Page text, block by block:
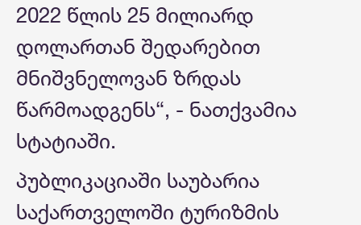
2022 წლის 25 მილიარდ
დოლართან შედარებით
მნიშვნელოვან ზრდას
წარმოადგენს“, - ნათქვამია
სტატიაში.
პუბლიკაციაში საუბარია
საქართველოში ტურიზმის